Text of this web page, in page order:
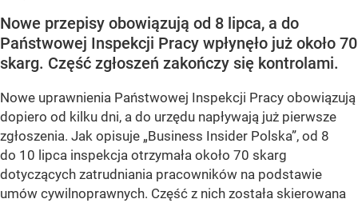
Nowe przepisy obowiązują od 8 lipca, a do
Państwowej Inspekcji Pracy wpłynęło już około 70
skarg. Część zgłoszeń zakończy się kontrolami.
Nowe uprawnienia Państwowej Inspekcji Pracy obowiązują
dopiero od kilku dni, a do urzędu napływają już pierwsze
zgłoszenia. Jak opisuje „Business Insider Polska”, od 8
do 10 lipca inspekcja otrzymała około 70 skarg
dotyczących zatrudniania pracowników na podstawie
umów cywilnoprawnych. Część z nich została skierowana